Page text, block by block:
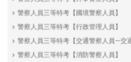
警察人員三等特考【國境警察人員】
警察人員三等特考【行政管理人員】
警察人員三等特考【交通警察人員—交
警察人員三等特考【消防警察人員】